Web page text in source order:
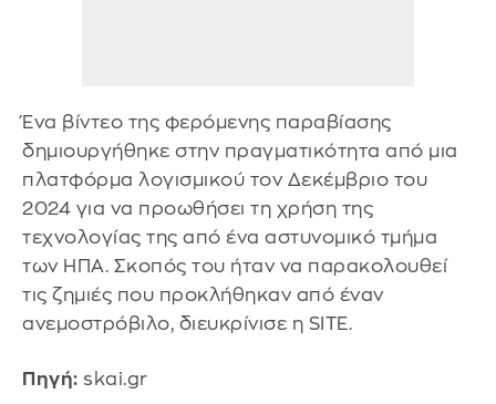
Ένα βίντεο της φερόμενης παραβίασης
δημιουργήθηκε στην πραγματικότητα από μια
πλατφόρμα λογισμικού τον Δεκέμβριο του
2024 για να προωθήσει τη χρήση της
τεχνολογίας της από ένα αστυνομικό τμήμα
των ΗΠΑ. Σκοπός του ήταν να παρακολουθεί
τις ζημιές που προκλήθηκαν από έναν
ανεμοστρόβιλο, διευκρίνισε η SITE.
Πηγή: skai.gr